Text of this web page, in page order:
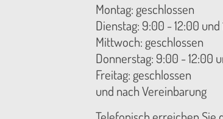
Montag: geschlossen
Dienstag: 9:00 - 12:00
Mittwoch: geschlossen
Donnerstag: 9:00 - 12:00
Freitag: geschlossen
und nach Vereinbarung